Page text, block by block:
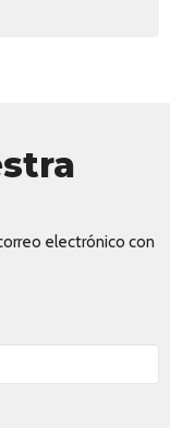
electrónico con